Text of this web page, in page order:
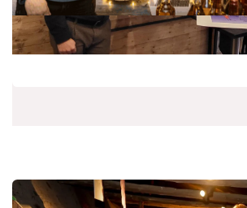
Artikel: Het Laatste Nieuws